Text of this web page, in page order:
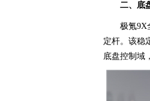
二、底
极氪9X
定杆。该稳
底盘控制域